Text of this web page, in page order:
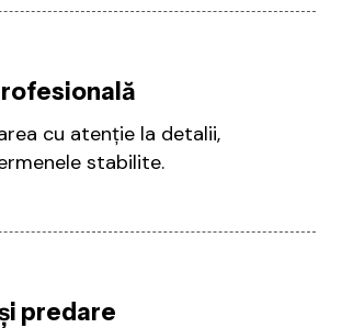
cu atenție la detalii,
stabilite.
predare